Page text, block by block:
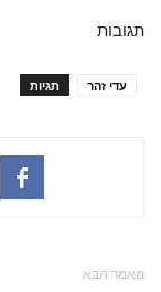
תגובות
תגיות עדי זהר
מאמר הבא